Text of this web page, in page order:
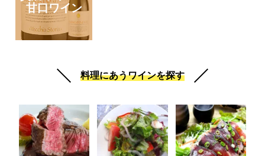
甘口ワイン
料理にあうワインを探す